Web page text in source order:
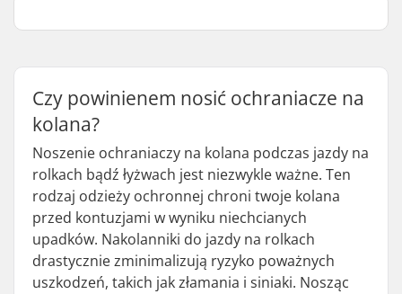
Czy powinienem nosić ochraniacze na
kolana?
Noszenie ochraniaczy na kolana podczas jazdy na
rolkach bądź łyżwach jest niezwykle ważne. Ten
rodzaj odzieży ochronnej chroni twoje kolana
przed kontuzjami w wyniku niechcianych
upadków. Nakolanniki do jazdy na rolkach
drastycznie zminimalizują ryzyko poważnych
uszkodzeń, takich jak złamania i siniaki. Nosząc